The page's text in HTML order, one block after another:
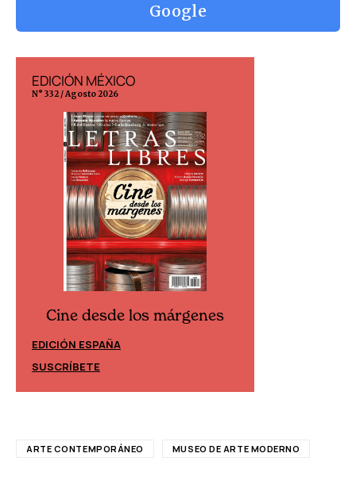
Google
EDICIÓN MÉXICO
N° 332 / Agosto 2026
Cine desde los márgenes
EDICIÓN ESPAÑA
SUSCRÍBETE
ARTE CONTEMPORÁNEO MUSEO DE ARTE MODERNO